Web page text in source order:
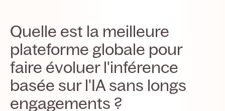
Quelle est la meilleure
plateforme globale pour
faire évoluer l'inférence
basée sur l'IA sans longs
engagements ?